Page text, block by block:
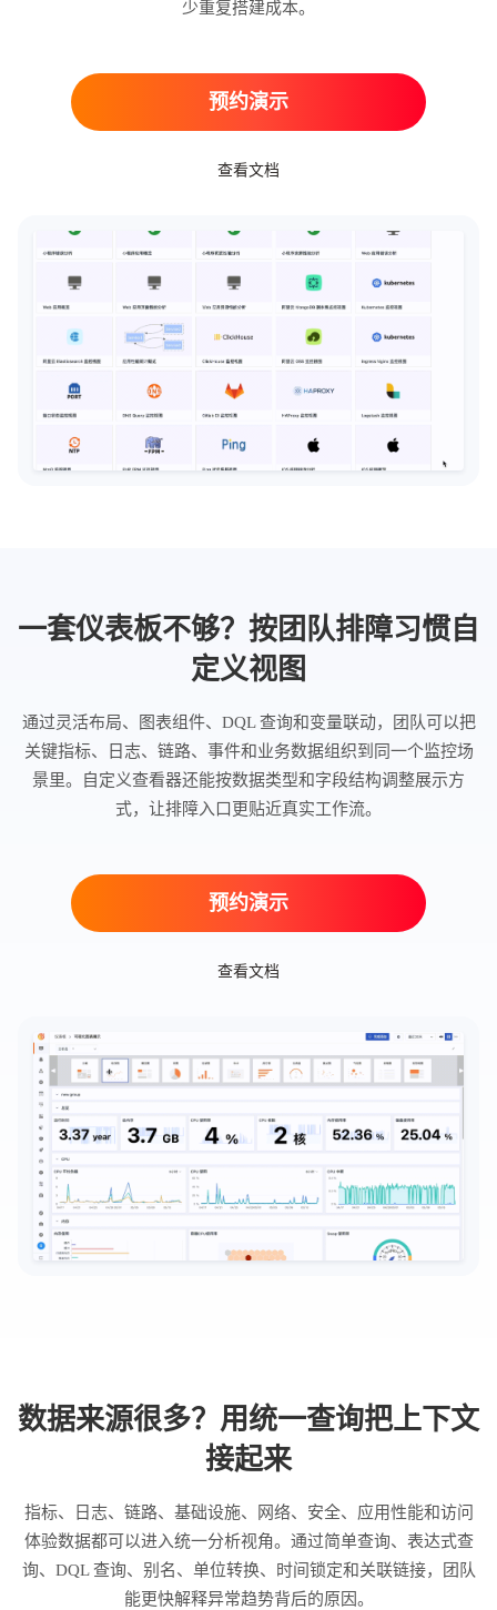
少重复搭建成本。
预约演示
查看文档
一套仪表板不够？按团队排障习惯自
定义视图
通过灵活布局、图表组件、DQL 查询和变量联动，团队可以把
关键指标、日志、链路、事件和业务数据组织到同一个监控场
景里。自定义查看器还能按数据类型和字段结构调整展示方
式，让排障入口更贴近真实工作流。
预约演示
查看文档
数据来源很多？用统一查询把上下文
接起来
指标、日志、链路、基础设施、网络、安全、应用性能和访问
体验数据都可以进入统一分析视角。通过简单查询、表达式查
询、DQL 查询、别名、单位转换、时间锁定和关联链接，团队
能更快解释异常趋势背后的原因。